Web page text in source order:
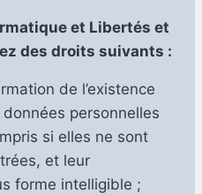
et Libertés et
des droits suivants :
de l’existence
données personnelles
si elles ne sont
et leur
forme intelligible ;